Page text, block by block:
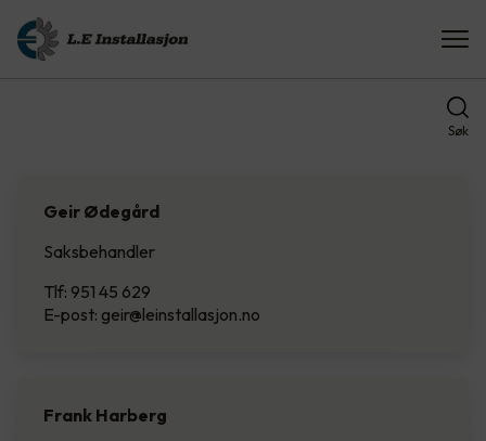
Søk
Geir Ødegård
Saksbehandler
Tlf: 951 45 629
E-post: geir@leinstallasjon.no
Frank Harberg